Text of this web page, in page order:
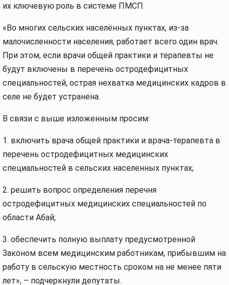
их ключевую роль в системе ПМСП.
«Во многих сельских населённых пунктах, из-за
малочисленности населения, работает всего один врач.
При этом, если врачи общей практики и терапевты не
будут включены в перечень остродефицитных
специальностей, острая нехватка медицинских кадров в
селе не будет устранена.
В связи с выше изложенным просим:
1. включить врача общей практики и врача-терапевта в
перечень остродефицитных медицинских
специальностей в сельских населенных пунктах;
2. решить вопрос определения перечня
остродефицитных медицинских специальностей по
области Абай;
3. обеспечить полную выплату предусмотренной
Законом всем медицинским работникам, прибывшим на
работу в сельскую местность сроком на не менее пяти
лет», – подчеркнули депутаты.